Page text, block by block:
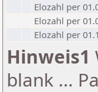
Elozahl per
Elozahl per
Elozahl per
Hinweis1
blank ...